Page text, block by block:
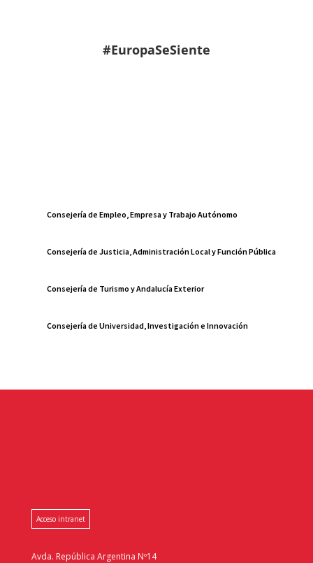
#EuropaSeSiente
Consejería de Empleo, Empresa y Trabajo Autónomo
Consejería de Justicia, Administración Local y Función Pública
Consejería de Turismo y Andalucía Exterior
Consejería de Universidad, Investigación e Innovación
Acceso intranet
Avda. República Argentina Nº14